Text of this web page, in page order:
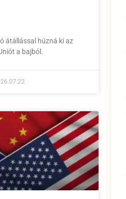
átállással húzná ki az
a bajból.